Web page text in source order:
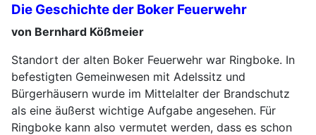
Die Geschichte der Boker Feuerwehr
von Bernhard Kößmeier
Standort der alten Boker Feuerwehr war Ringboke. In
befestigten Gemeinwesen mit Adelssitz und
Bürgerhäusern wurde im Mittelalter der Brandschutz
als eine äußerst wichtige Aufgabe angesehen. Für
Ringboke kann also vermutet werden, dass es schon